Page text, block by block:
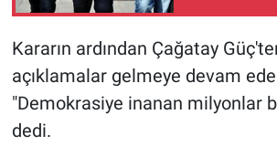
Kararın ardından Çağatay
açıklamalar gelmeye devam
"Demokrasiye inanan milyonlar
dedi.